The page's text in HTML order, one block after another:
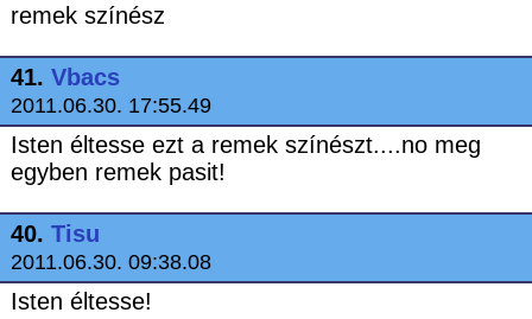
remek színész
41. Vbacs
2011.06.30. 17:55.49
Isten éltesse ezt a remek színészt....no meg
egyben remek pasit!
40. Tisu
2011.06.30. 09:38.08
Isten éltesse!